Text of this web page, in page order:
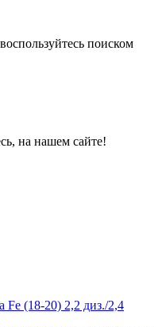
поиском
на нашем сайте!